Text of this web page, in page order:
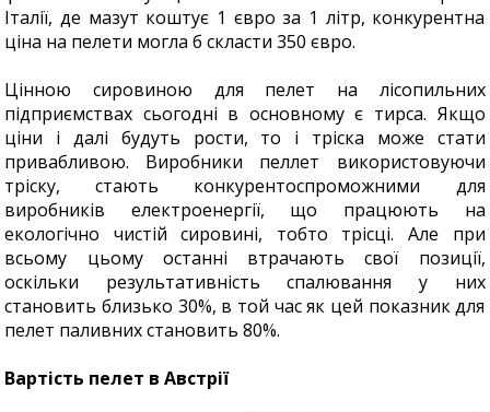
Італії, де мазут коштує 1 євро за 1 літр, конкурентна
ціна на пелети могла б скласти 350 євро.
Цінною сировиною для пелет на лісопильних
підприємствах сьогодні в основному є тирса. Якщо
ціни і далі будуть рости, то і тріска може стати
привабливою. Виробники пеллет використовуючи
тріску, стають конкурентоспроможними для
виробників електроенергії, що працюють на
екологічно чистій сировині, тобто трісці. Але при
всьому цьому останні втрачають свої позиції,
оскільки результативність спалювання у них
становить близько 30%, в той час як цей показник для
пелет паливних становить 80%.
Вартість пелет в Австрії